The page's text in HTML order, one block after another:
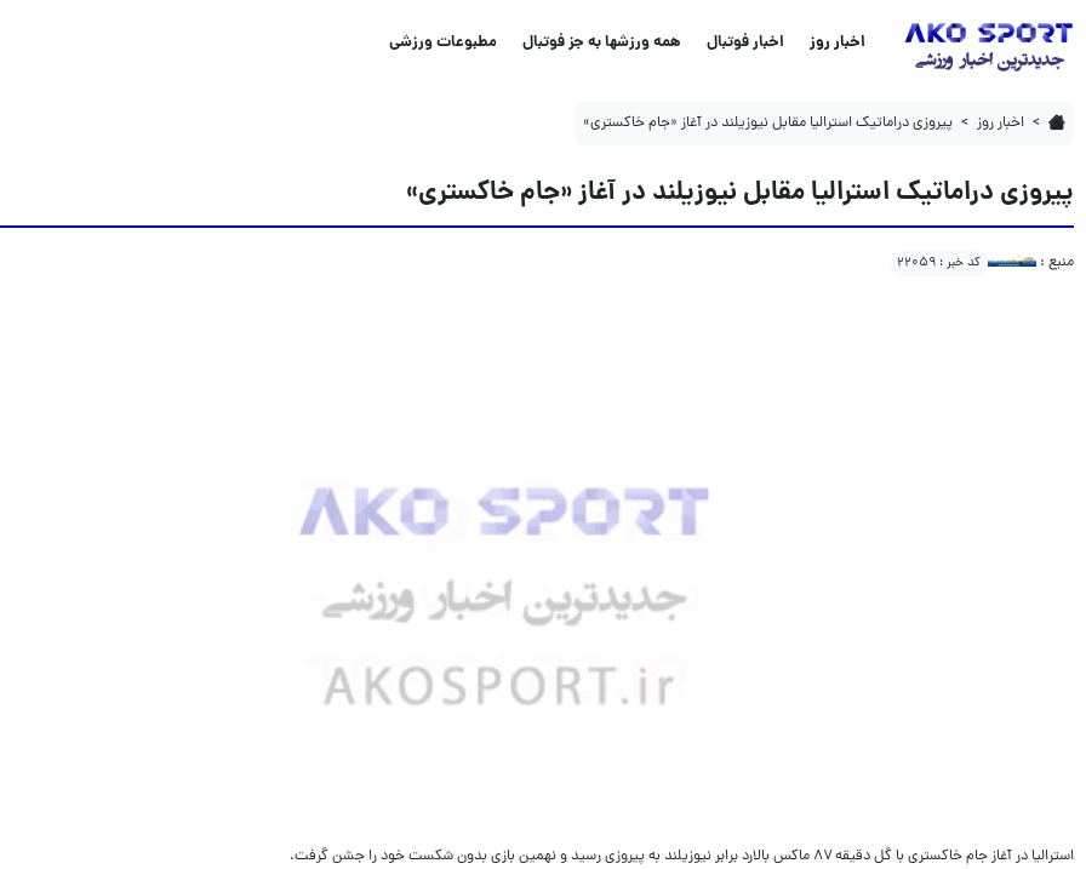
اخبار روز اخبار فوتبال همه ورزشها به جز فوتبال مطبوعات ورزشی
اخبار روز پیروزی دراماتیک استرالیا مقابل نیوزیلند در آغاز «جام خاکستری»
پیروزی دراماتیک استرالیا مقابل نیوزیلند در آغاز «جام خاکستری»
پیروزی دراماتیک استرالیا مقابل نیوزیلند در آغاز «جام خاکستری»
منبع : کد خبر : 22059
استرالیا در آغاز جام خاکستری با گل دقیقه ۸۷ ماکس بالارد برابر نیوزیلند به پیروزی رسید و نهمین بازی بدون شکست خود را جشن گرفت.